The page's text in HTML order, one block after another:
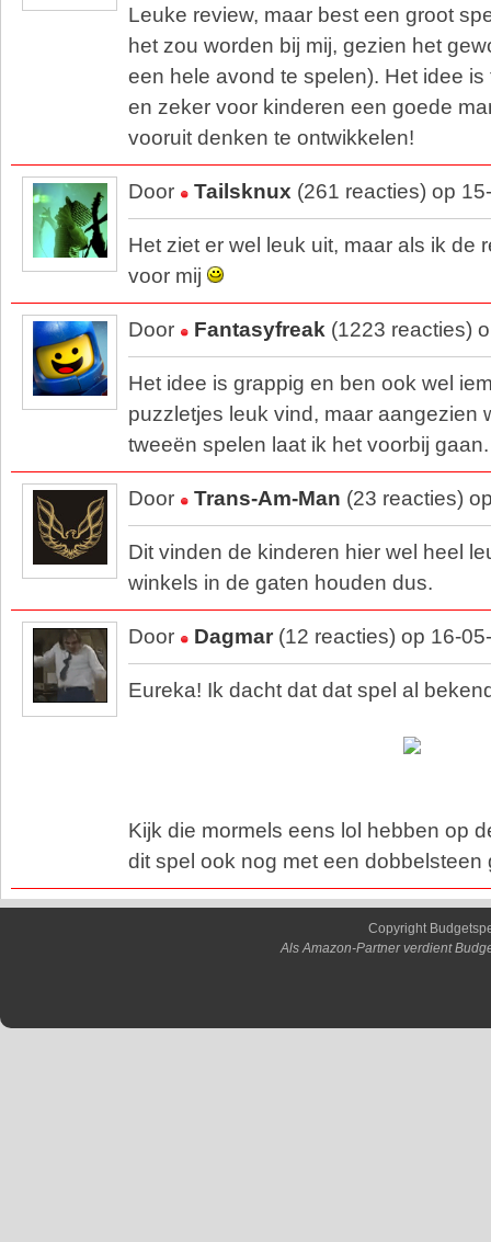
Leuke review, maar best een groot
het zou worden bij mij, gezien het
een hele avond te spelen). Het idee
en zeker voor kinderen een goede
vooruit denken te ontwikkelen!
Door Tailsknux (261 reacties) op
Het ziet er wel leuk uit, maar als ik de
voor mij
Door Fantasyfreak (1223 reacties)
Het idee is grappig en ben ook wel
puzzletjes leuk vind, maar aangezien
tweeën spelen laat ik het voorbij gaan.
Door Trans-Am-Man (23 reacties)
Dit vinden de kinderen hier wel heel
winkels in de gaten houden dus.
Door Dagmar (12 reacties) op 16-
Eureka! Ik dacht dat dat spel al
Kijk die mormels eens lol hebben op
dit spel ook nog met een dobbelsteen
Copyright
Als Amazon-Partner verdient